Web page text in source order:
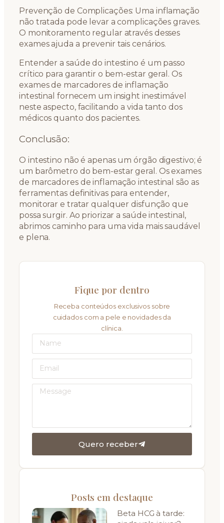
Prevenção de Complicações: Uma inflamação
não tratada pode levar a complicações graves.
O monitoramento regular através desses
exames ajuda a prevenir tais cenários.
Entender a saúde do intestino é um passo
crítico para garantir o bem-estar geral. Os
exames de marcadores de inflamação
intestinal fornecem um insight inestimável
neste aspecto, facilitando a vida tanto dos
médicos quanto dos pacientes.
Conclusão:
O intestino não é apenas um órgão digestivo; é
um barômetro do bem-estar geral. Os exames
de marcadores de inflamação intestinal são as
ferramentas definitivas para entender,
monitorar e tratar qualquer disfunção que
possa surgir. Ao priorizar a saúde intestinal,
abrimos caminho para uma vida mais saudável
e plena.
Fique por dentro
Receba conteúdos exclusivos sobre
cuidados com a pele e novidades da
clínica.
Quero receber
Posts em destaque
Beta HCG à tarde: